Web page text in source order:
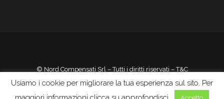
© Nord Compensati Srl – Tutti i diritti riservati –T&C
Usiamo i cookie per migliorare la tua esperienza sul sito. Per